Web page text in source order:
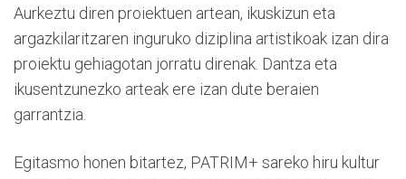
Aurkeztu diren proiektuen artean, ikuskizun eta
argazkilaritzaren inguruko diziplina artistikoak izan dira
proiektu gehiagotan jorratu direnak. Dantza eta
ikusentzunezko arteak ere izan dute beraien
garrantzia.
Egitasmo honen bitartez, PATRIM+ sareko hiru kultur